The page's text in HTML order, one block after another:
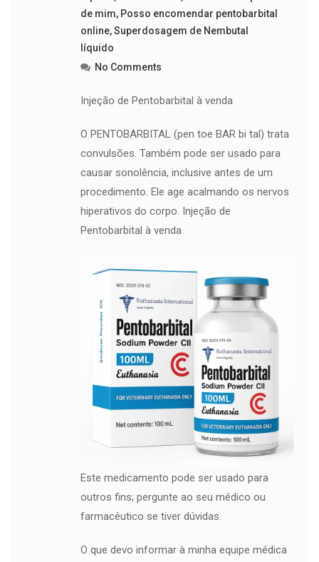
de mim, Posso encomendar pentobarbital
online,Superdosagem de Nembutal
líquido
No Comments
Injeção de Pentobarbital à venda
O PENTOBARBITAL (pen toe BAR bi tal) trata
convulsões. Também pode ser usado para
causar sonolência, inclusive antes de um
procedimento. Ele age acalmando os nervos
hiperativos do corpo. Injeção de
Pentobarbital à venda
Este medicamento pode ser usado para
outros fins; pergunte ao seu médico ou
farmacêutico se tiver dúvidas.
O que devo informar à minha equipe médica